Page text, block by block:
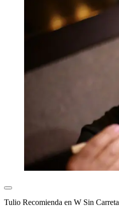
Tulio Recomienda en W Sin Carreta